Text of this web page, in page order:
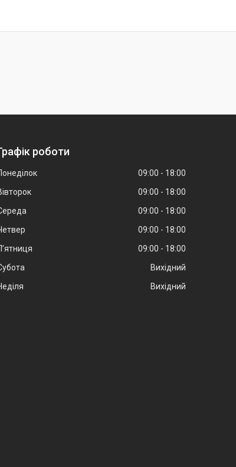
роботи
09:00
18:00
09:00
18:00
09:00
18:00
09:00
18:00
09:00
18:00
Вихідний
Вихідний